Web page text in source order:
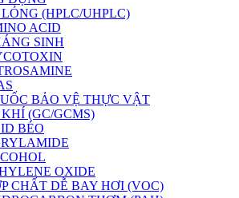
(HPLC/UHPLC)
ACID
SINH
BẢO VỆ THỰC VẬT
(GC/GCMS)
BÉO
OXIDE
CHẤT DỄ BAY HƠI (VOC)